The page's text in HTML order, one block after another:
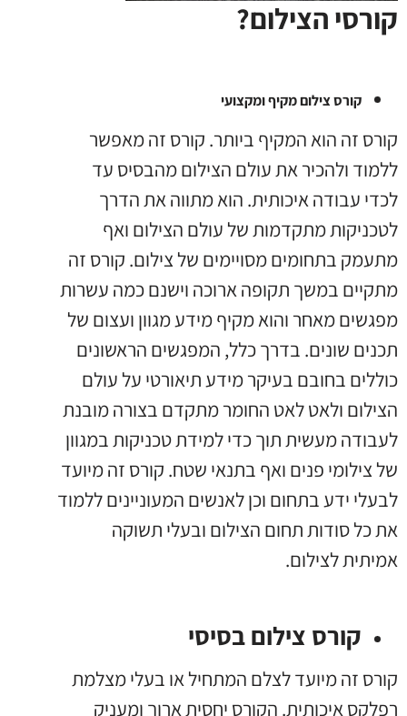
קורסי הצילום?
קורס צילום מקיף ומקצועי
קורס זה הוא המקיף ביותר. קורס זה מאפשר
ללמוד ולהכיר את עולם הצילום מהבסיס עד
לכדי עבודה איכותית. הוא מתווה את הדרך
לטכניקות מתקדמות של עולם הצילום ואף
מתעמק בתחומים מסויימים של צילום. קורס זה
מתקיים במשך תקופה ארוכה וישנם כמה עשרות
מפגשים מאחר והוא מקיף מידע מגוון ועצום של
תכנים שונים. בדרך כלל, המפגשים הראשונים
כוללים בחובם בעיקר מידע תיאורטי על עולם
הצילום ולאט לאט החומר מתקדם בצורה מובנת
לעבודה מעשית תוך כדי למידת טכניקות במגוון
של צילומי פנים ואף בתנאי שטח. קורס זה מיועד
לבעלי ידע בתחום וכן לאנשים המעוניינים ללמוד
את כל סודות תחום הצילום ובעלי תשוקה
אמיתית לצילום.
קורס צילום בסיסי
קורס זה מיועד לצלם המתחיל או בעלי מצלמת
רפלקס איכותית. הקורס יחסית ארוך ומעניק